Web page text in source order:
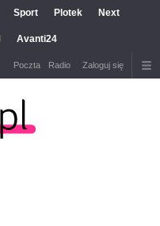
Sport Plotek Next
Avanti24
Poczta Radio Zaloguj się